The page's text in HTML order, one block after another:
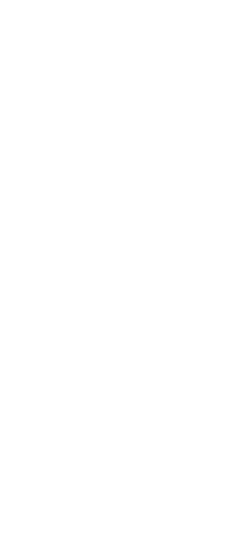
egyik munkáról a
meg. Sok ország
hogy